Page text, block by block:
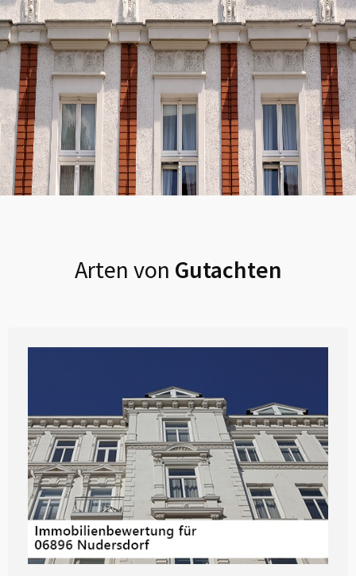
Arten von Gutachten